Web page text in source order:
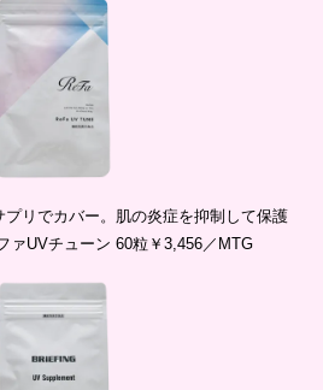
プリでカバー。肌の炎症を抑制して保護
ァUVチューン 60粒￥3,456／MTG